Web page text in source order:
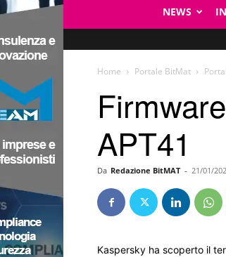
NEWS
Home Portale BitMat
APT41
Da Redazione BitMAT - 21/01/
Kaspersky ha scoperto il